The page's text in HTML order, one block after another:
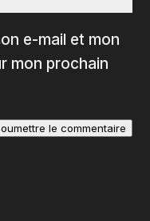
e-mail et mon
mon prochain
le commentaire